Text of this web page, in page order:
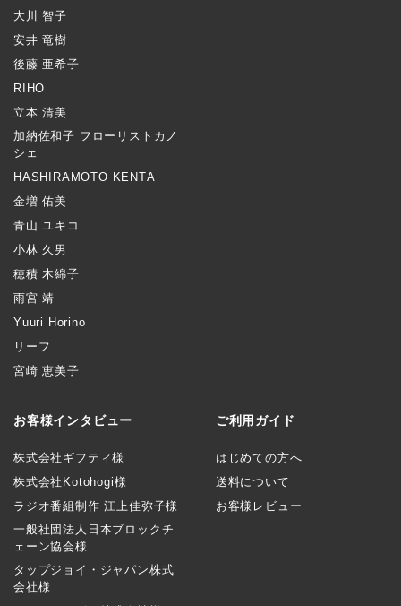
大川 智子
安井 竜樹
後藤 亜希子
RIHO
立本 清美
加納佐和子 フローリストカノ
シェ
HASHIRAMOTO KENTA
金増 佑美
青山 ユキコ
小林 久男
穂積 木綿子
雨宮 靖
Yuuri Horino
リーフ
宮崎 恵美子
お客様インタビュー
株式会社ギフティ様
株式会社Kotohogi様
ラジオ番組制作 江上佳弥子様
一般社団法人日本ブロックチ
ェーン協会様
タップジョイ・ジャパン株式
会社様
ご利用ガイド
はじめての方へ
送料について
お客様レビュー